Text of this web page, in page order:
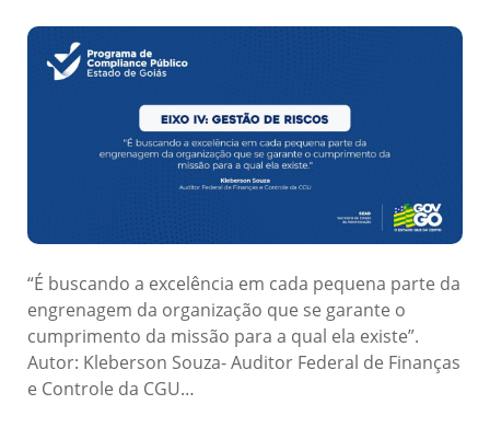
“É buscando a excelência em cada pequena parte da
engrenagem da organização que se garante o
cumprimento da missão para a qual ela existe”.
Autor: Kleberson Souza- Auditor Federal de Finanças
e Controle da CGU…